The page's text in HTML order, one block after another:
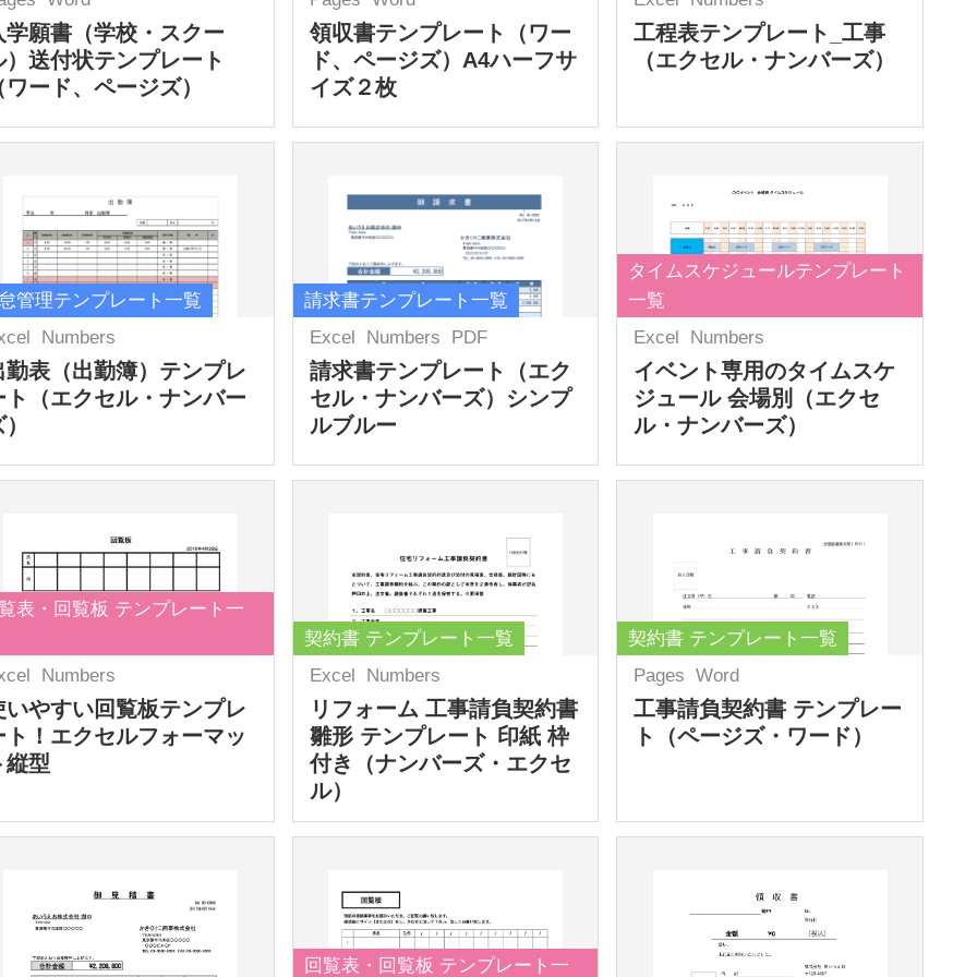
学願書（学校・スクー
）送付状テンプレート
ワード、ページズ）
領収書テンプレート（ワー
ド、ページズ）A4ハーフサ
イズ２枚
工程表テンプレート_工事
（エクセル・ナンバーズ）
管理テンプレート一覧
Numbers
勤表（出勤簿）テンプレ
ト（エクセル・ナンバー
請求書テンプレート一覧
Excel
Numbers PDF
請求書テンプレート（エク
セル・ナンバーズ）シンプ
ルブルー
タイムスケジュールテンプレート
一覧
Excel
Numbers
イベント専用のタイムスケ
ジュール 会場別（エクセ
ル・ナンバーズ）
表・回覧板 テンプレート一
Numbers
いやすい回覧板テンプレ
ト！エクセルフォーマッ
縦型
契約書 テンプレート一覧
Excel
Numbers
リフォーム 工事請負契約書
雛形 テンプレート 印紙 枠
付き（ナンバーズ・エクセ
ル）
契約書 テンプレート一覧
Pages Word
工事請負契約書 テンプレー
ト（ページズ・ワード）
回覧表・回覧板 テンプレート一